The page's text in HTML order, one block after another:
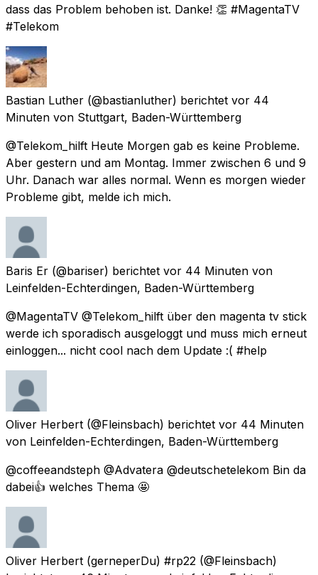
dass das Problem behoben ist. Danke! 👏 #MagentaTV
#Telekom
Bastian Luther (@bastianluther) berichtet vor 44
Minuten von Stuttgart, Baden-Württemberg
@Telekom_hilft Heute Morgen gab es keine Probleme.
Aber gestern und am Montag. Immer zwischen 6 und 9
Uhr. Danach war alles normal. Wenn es morgen wieder
Probleme gibt, melde ich mich.
Baris Er (@bariser) berichtet vor 44 Minuten von
Leinfelden-Echterdingen, Baden-Württemberg
@MagentaTV @Telekom_hilft über den magenta tv stick
werde ich sporadisch ausgeloggt und muss mich erneut
einloggen... nicht cool nach dem Update :( #help
Oliver Herbert (@Fleinsbach) berichtet vor 44 Minuten
von Leinfelden-Echterdingen, Baden-Württemberg
@coffeeandsteph @Advatera @deutschetelekom Bin da
dabei👍 welches Thema 🤩
Oliver Herbert (gerneperDu) #rp22 (@Fleinsbach)